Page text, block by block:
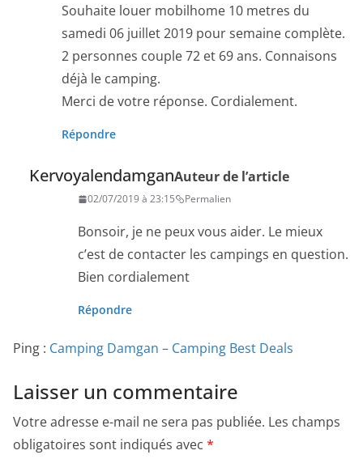
Souhaite louer mobilhome 10 metres du
samedi 06 juillet 2019 pour semaine complète.
2 personnes couple 72 et 69 ans. Connaisons
déjà le camping.
Merci de votre réponse. Cordialement.
Répondre
KervoyalendamganAuteur de l’article
02/07/2019 à 23:15 Permalien
Bonsoir, je ne peux vous aider. Le mieux
c’est de contacter les campings en question.
Bien cordialement
Répondre
Ping : Camping Damgan – Camping Best Deals
Laisser un commentaire
Votre adresse e-mail ne sera pas publiée. Les champs
obligatoires sont indiqués avec *